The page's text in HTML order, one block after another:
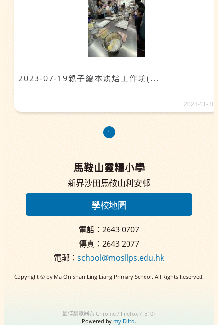
2023-07-19親子繪本烘焙工作坊(...
2023-11-30
1
馬鞍山靈糧小學
新界沙田馬鞍山利安邨
學校地圖
電話：2643 0707
傳真：2643 2077
電郵： school@mosllps.edu.hk
Copyright © by Ma On Shan Ling Liang Primary School. All Rights Reserved.
最佳瀏覽器為 Chrome / Firefox / IE10+
Powered by myID ltd.